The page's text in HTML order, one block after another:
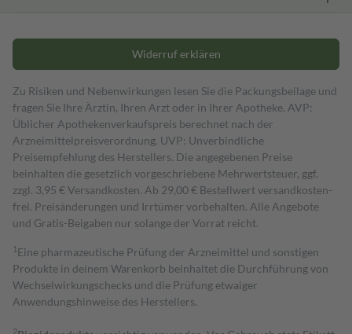
Widerruf erklären
Zu Risiken und Nebenwirkungen lesen Sie die Packungsbeilage und
fragen Sie Ihre Ärztin, Ihren Arzt oder in Ihrer Apotheke. AVP:
Üblicher Apothekenverkaufspreis berechnet nach der
Arzneimittelpreisverordnung. UVP: Unverbindliche
Preisempfehlung des Herstellers. Die angegebenen Preise
beinhalten die gesetzlich vorgeschriebene Mehrwertsteuer, ggf.
zzgl. 3,95 € Versandkosten. Ab 29,00 € Bestell­wert versand­kosten­
frei. Preisänderungen und Irrtümer vorbehalten. Alle Angebote
und Gratis-Beigaben nur solange der Vorrat reicht.
1 Eine pharmazeutische Prüfung der Arzneimittel und sonstigen
Produkte in deinem Warenkorb beinhaltet die Durchführung von
Wechselwirkungschecks und die Prüfung etwaiger
Anwendungshinweise des Herstellers.
2